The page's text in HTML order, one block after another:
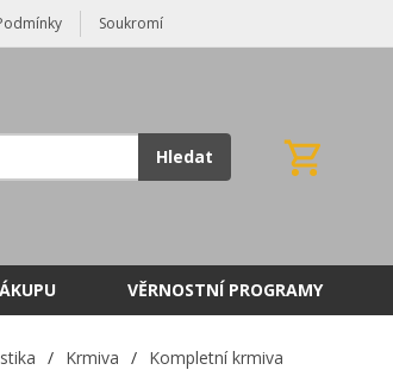
Soukromí
Hledat
VĚRNOSTNÍ PROGRAMY
/ Krmiva / Kompletní krmiva